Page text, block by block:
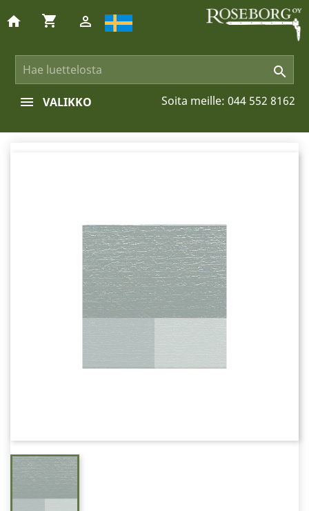

home shopping_cart 
Soita meille: 044 552 8162
VALIKKO